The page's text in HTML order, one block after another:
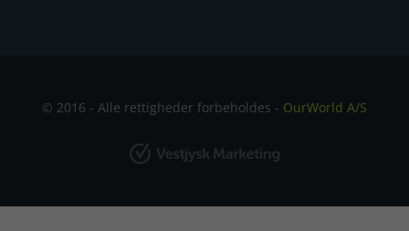
© 2016 - Alle rettigheder forbeholdes - OurWorld A/S